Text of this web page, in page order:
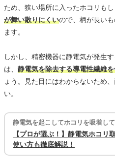
ため、狭い場所に入ったホコリもし
が舞い散りにくいので、柄が長い
ます。
しかし、精密機器に静電気が発生
は、 静電気を除去する導電性繊維
ょう。見た目にはわからないため
い。
静電気を起こしてホコリを吸着し
【プロが選ぶ！】静電気ホコリ
使い方も徹底解説！